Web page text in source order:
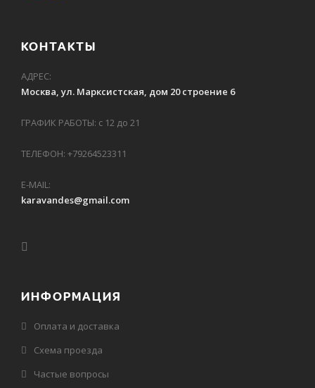
КОНТАКТЫ
АДРЕС:
Москва, ул. Марксистская, дом 20 строение 6
ГРАФИК РАБОТЫ: с 12 до 21
ТЕЛЕФОН: +79264523311
E-MAIL:
karavandes@gmail.com
ИНФОРМАЦИЯ
Оплата и доставка
Схема проезда
Частые вопросы